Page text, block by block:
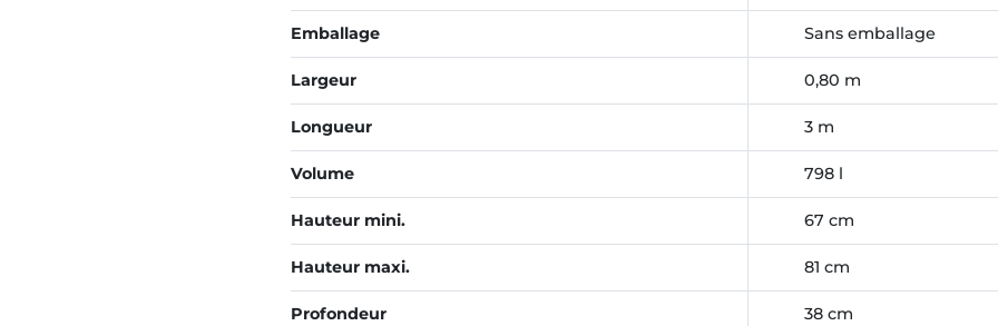
Emballage Sans emballage
Largeur 0,80 m
Longueur 3 m
Volume 798 l
Hauteur mini. 67 cm
Hauteur maxi. 81 cm
Profondeur 38 cm